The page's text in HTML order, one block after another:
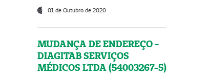
01 de Outubro de 2020
MUDANÇA DE ENDEREÇO -
DIAGITAB SERVIÇOS
MÉDICOS LTDA (54003267-5)